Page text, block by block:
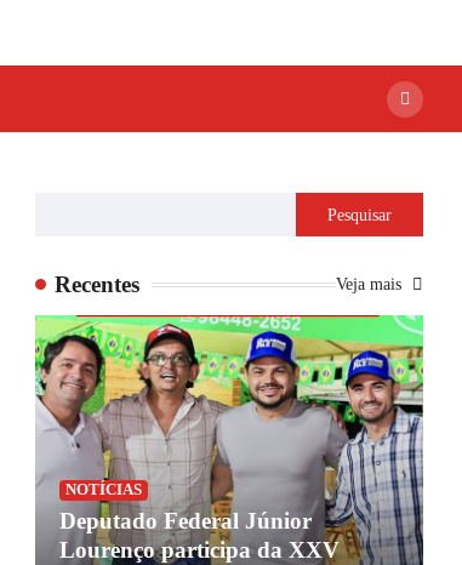
Pesquisar
Recentes Veja mais
NOTÍCIAS
Deputado Federal Júnior
Lourenço participa da XXV